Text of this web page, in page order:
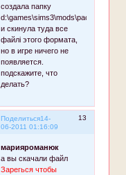
создала папку
d:\games\sims3\mods\packages
и скинула туда все
файлі этого формата,
но в игре ничего не
появляется.
подскажите, что
делать?
Поделиться 13
14-
06-2011 01:16:09
марияроманюк
а вы скачали файл
Зарегься чтобы